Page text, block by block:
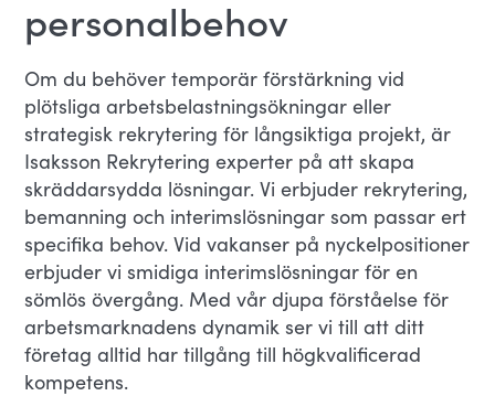
personalbehov
Om du behöver temporär förstärkning vid
plötsliga arbetsbelastningsökningar eller
strategisk rekrytering för långsiktiga projekt, är
Isaksson Rekrytering experter på att skapa
skräddarsydda lösningar. Vi erbjuder rekrytering,
bemanning och interimslösningar som passar ert
specifika behov. Vid vakanser på nyckelpositioner
erbjuder vi smidiga interimslösningar för en
sömlös övergång. Med vår djupa förståelse för
arbetsmarknadens dynamik ser vi till att ditt
företag alltid har tillgång till högkvalificerad
kompetens.